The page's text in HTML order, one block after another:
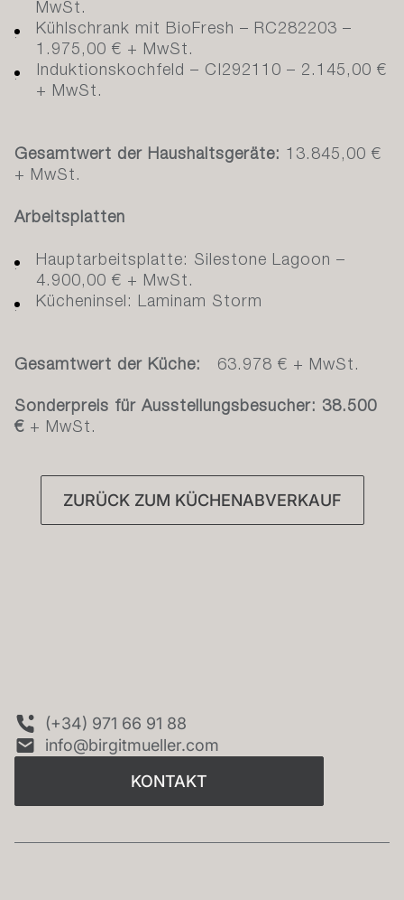
MwSt.
Kühlschrank mit BioFresh – RC282203 –
1.975,00 € + MwSt.
Induktionskochfeld – CI292110 – 2.145,00 €
+ MwSt.
Gesamtwert der Haushaltsgeräte: 13.845,00 €
+ MwSt.
Arbeitsplatten
Hauptarbeitsplatte: Silestone Lagoon –
4.900,00 € + MwSt.
Kücheninsel: Laminam Storm
Gesamtwert der Küche: 63.978 € + MwSt.
Sonderpreis für Ausstellungsbesucher: 38.500
€ + MwSt.
ZURÜCK ZUM KÜCHENABVERKAUF
KONTAKT
(+34) 971 66 91 88
info@birgitmueller.com
KONTAKT